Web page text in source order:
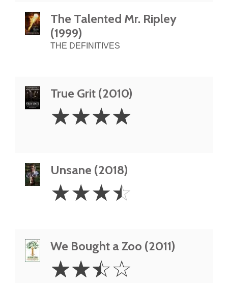
The Talented Mr. Ripley
(1999)
THE DEFINITIVES
True Grit (2010)
Stars
☆☆☆☆
Unsane (2018)
3.5
Stars
☆☆☆☆
We Bought a Zoo (2011)
2.5
Stars
☆☆☆☆